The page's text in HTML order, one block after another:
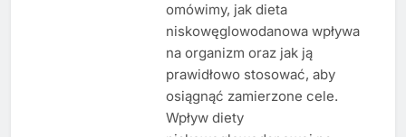
omówimy, jak dieta
niskowęglowodanowa wpływa
na organizm oraz jak ją
prawidłowo stosować, aby
osiągnąć zamierzone cele.
Wpływ diety